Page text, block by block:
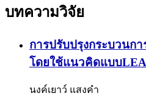
บทความวิจัย
การปรับปรุงกระบวนก
โดยใช้แนวคิดแบบ
นงค์เยาว์ แสงคำ